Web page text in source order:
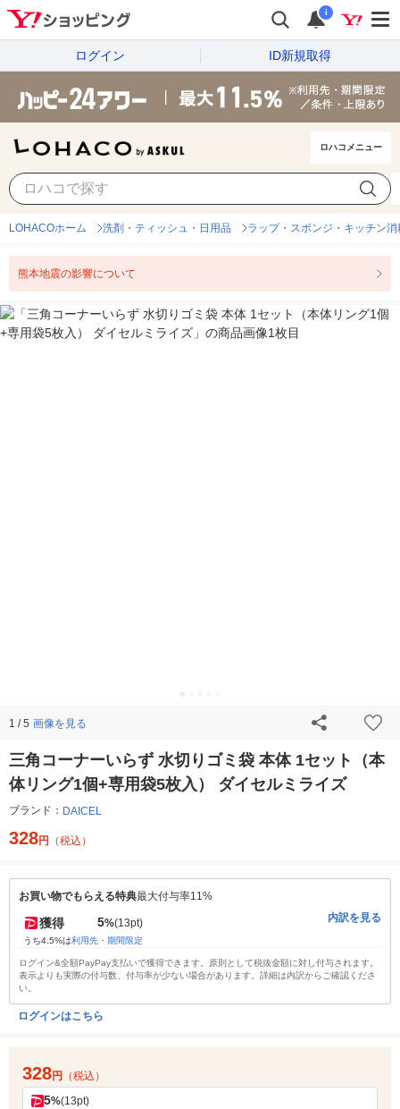
i
ログイン ID新規取得
ロハコメニュー
LOHACOホーム 洗剤・ティッシュ・日用品 ラップ・スポンジ・キッチン消
熊本地震の影響について
1 / 5 画像を見る
三角コーナーいらず 水切りゴミ袋 本体 1セット（本
体リング1個+専用袋5枚入） ダイセルミライズ
ブランド： DAICEL
328円 （税込）
お買い物でもらえる特典最大付与率11%
獲得 5%(13pt)
うち4.5%は利用先・期間限定
内訳を見る
ログイン&全額PayPay支払いで獲得できます。原則として税抜金額に対し付与されます。
表示よりも実際の付与数、付与率が少ない場合があります。詳細は内訳からご確認くださ
い。
ログインはこちら
328円 （税込）
5%(13pt)